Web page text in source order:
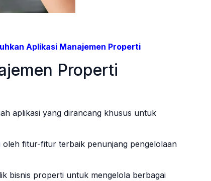
Aplikasi Manajemen Properti
Properti
aplikasi yang dirancang khusus untuk
oleh fitur-fitur terbaik penunjang pengelolaan
bisnis properti untuk mengelola berbagai